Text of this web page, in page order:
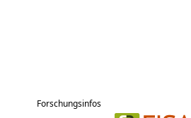
Forschungsinfos